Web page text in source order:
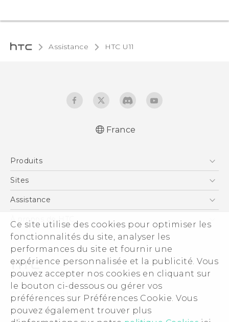
Ce site utilise des cookies pour optimiser les
fonctionnalités du site, analyser les
performances du site et fournir une
expérience personnalisée et la publicité. Vous
pouvez accepter nos cookies en cliquant sur
le bouton ci-dessous ou gérer vos
préférences sur Préférences Cookie. Vous
pouvez également trouver plus
Assistance HTC U11‎
réglementation (Dual Nano-Sim)
Française - Guide de sécurité et de
France
Produits
Smartphones
Vive
Accessoires
Sites
HTC Vive
HTC Pro
Assistance
eCommerce Support
À propos de HTC
ESG
Informations sur la société
Sécurité du produit
Politique de confidentialité
Cookie Preferences
Carrières
© 2011-2026 HTC Corporation
Mentions Légales